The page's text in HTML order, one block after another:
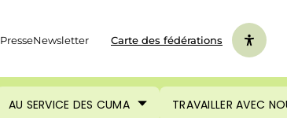
PresseNewsletter Carte des fédérations
AU SERVICE DES CUMA TRAVAILLER AVEC